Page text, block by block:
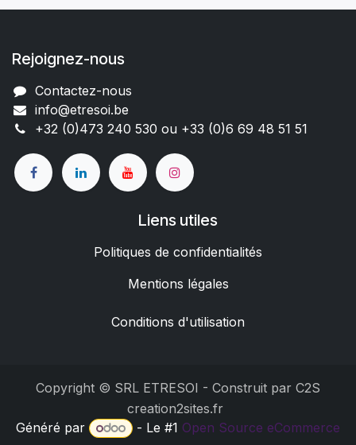
Rejoignez-nous
Contactez-nous
info@etresoi.be
+32 (0)473 240 530 ou +33 (0)6 69 48 51 51
Liens utiles
Politiques de confidentialités
Mentions légales
Conditions d'utilisation
Copyright © SRL ETRESOI - Construit par C2S
creation2sites.fr
Généré par
- Le #1 Open Source eCommerce